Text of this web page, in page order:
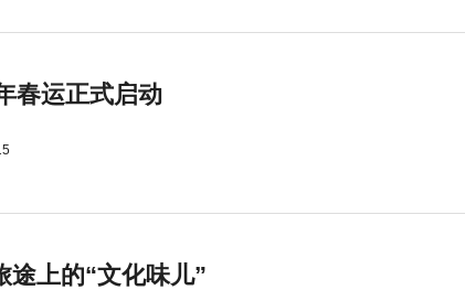
春运正式启动
途上的“文化味儿”